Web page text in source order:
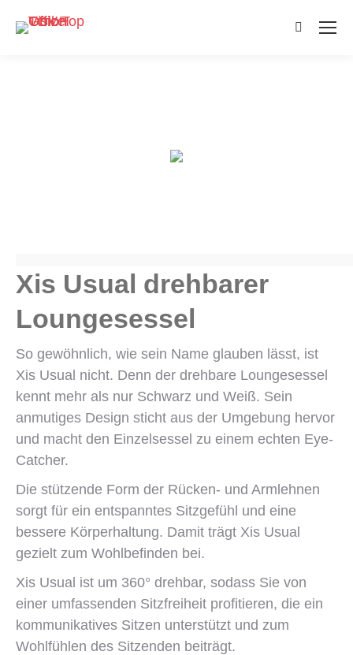
Search:
Xis Usual drehbarer
Loungesessel
So gewöhnlich, wie sein Name glauben lässt, ist
Xis Usual nicht. Denn der drehbare Loungesessel
kennt mehr als nur Schwarz und Weiß. Sein
anmutiges Design sticht aus der Umgebung hervor
und macht den Einzelsessel zu einem echten Eye-
Catcher.
Die stützende Form der Rücken- und Armlehnen
sorgt für ein entspanntes Sitzgefühl und eine
bessere Körperhaltung. Damit trägt Xis Usual
gezielt zum Wohlbefinden bei.
Xis Usual ist um 360° drehbar, sodass Sie von
einer umfassenden Sitzfreiheit profitieren, die ein
kommunikatives Sitzen unterstützt und zum
Wohlfühlen des Sitzenden beiträgt.